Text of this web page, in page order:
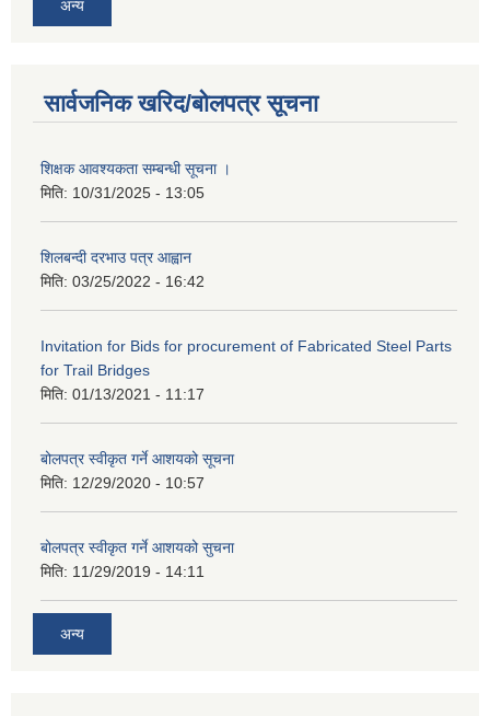
अन्य
सार्वजनिक खरिद/बोलपत्र सूचना
शिक्षक आवश्यकता सम्बन्धी सूचना ।
मिति: 10/31/2025 - 13:05
शिलबन्दी दरभाउ पत्र आह्वान
मिति: 03/25/2022 - 16:42
Invitation for Bids for procurement of Fabricated Steel Parts
for Trail Bridges
मिति: 01/13/2021 - 11:17
बोलपत्र स्वीकृत गर्ने आशयको सूचना
मिति: 12/29/2020 - 10:57
बोलपत्र स्वीकृत गर्ने आशयको सुचना
मिति: 11/29/2019 - 14:11
अन्य